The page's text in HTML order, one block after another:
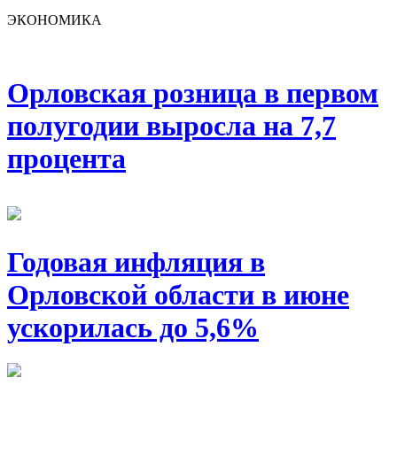
ЭКОНОМИКА
Орловская розница в первом
полугодии выросла на 7,7
процента
Годовая инфляция в
Орловской области в июне
ускорилась до 5,6%